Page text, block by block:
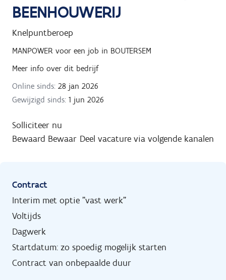
BEENHOUWERIJ
Knelpuntberoep
MANPOWER voor een job in BOUTERSEM
Meer info over dit bedrijf
Online sinds: 28 jan 2026
Gewijzigd sinds: 1 jun 2026
Solliciteer nu
Bewaard Bewaar Deel vacature via volgende kanalen
Contract
Interim met optie "vast werk"
Voltijds
Dagwerk
Startdatum: zo spoedig mogelijk starten
Contract van onbepaalde duur